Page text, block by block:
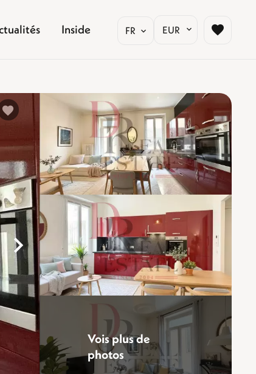
Inside FR EUR
Vois plus de
photos